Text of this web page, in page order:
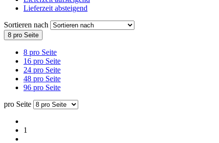
Lieferzeit absteigend
Sortieren nach
8 pro Seite
8 pro Seite
16 pro Seite
24 pro Seite
48 pro Seite
96 pro Seite
pro Seite
1